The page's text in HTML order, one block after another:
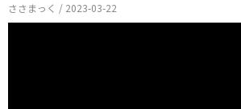
ささまっく / 2023-03-22